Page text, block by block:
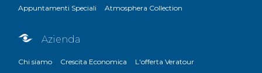
Appuntamenti Speciali Atmosphera Collection
Azienda
Chi siamo Crescita Economica L'offerta Veratour